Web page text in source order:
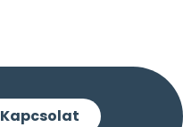
Kapcsolat